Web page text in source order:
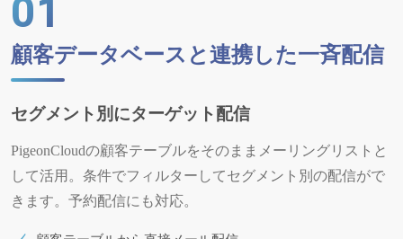
01
顧客データベースと連携した一斉配信
セグメント別にターゲット配信
PigeonCloudの顧客テーブルをそのままメーリングリストと
して活用。条件でフィルターしてセグメント別の配信がで
きます。予約配信にも対応。